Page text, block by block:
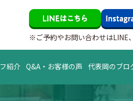
※ご予約やお問い合わせはLINE
紹介 Q&A・お客様の声 代表岡のブロ